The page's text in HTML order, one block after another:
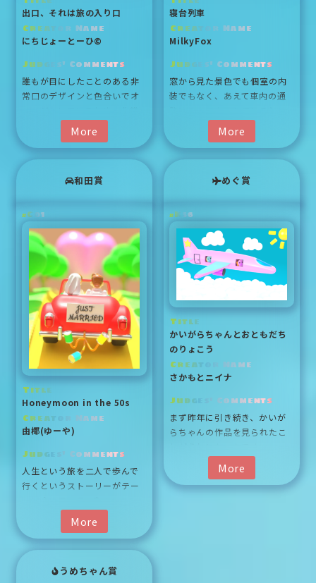
出口、それは旅の入り口
Creator Name
にちじょーとーひ©
Judges' Comments
誰もが目にしたことのある非常口のデザインと色合
誰もが目にしたことのある非
常口のデザインと色合いでオ
になじみ深く親しみやすい作
品だと感じました。ピンや飛
統一感があり見やすいです。
ってしまう非常口の表現が、
床部分と壁部分でうまくXYZ
軸を使って、多くのことを表
現できています。「旅」とい
うテーマにおいても非日常と
非常口をかけた何重もの意味
あいが感じられ、シンプルな
中に情報量の多い、３Dならで
はの作品だと思います。
More
寝台列車
Creator Name
MilkyFox
Judges' Comments
窓から見た景色でも個室
窓から見た景色でも個室の内
装でもなく、あえて車内の通
う点に惹き込まれました。
ほんのりと光っているライ
内の空気感をひしひしと感じ
情報が絞られているからこそ
いつも寝台列車で旅をしてい
るのかな、手前の椅子が倒れ
ているのはさっきまでここに
座っていたのかな、とストー
リー面での妄想も膨らむ作品
だと思います。
More
和田賞
#C01
Title
Honeymoon in the 50s
Creator Name
由椰(ゆーや)
Judges' Comments
人生という旅を二人で歩んで行くというストーリー
人生という旅を二人で歩んで
行くというストーリーがテー
が胸にグッと突き刺さりまし
た。アメリカンな感じも好き
More
めぐ賞
#K56
Title
かいがらちゃんとおともだち
のりょこう
Creator Name
さかもとニイナ
Judges' Comments
まず昨年に引き続き、か
まず昨年に引き続き、かいが
らちゃんの作品を見られたこ
飛行機は翼のカーブ部分の形
状にこだわりを感じました。
Wompの特性を生かして、リ
More
うめちゃん賞